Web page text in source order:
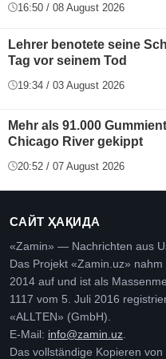
16:50 / 08 August 2026
Lehrer benotete seine
Tag vor seinem Tod
19:34 / 03 August 2026
Mehr als 91.000
Chicago River gekippt
20:52 / 07 August 2026
САЙТ ҲАҚИДА
«Zamin» — Nachrichten aus
Das Projekt «Zamin.uz»
2014 auf und ist als
1117 vom 5. Juli 2016
«ALLTEN» (GmbH).
E-Mail: info@zamin.uz
Das vollständige Kopieren